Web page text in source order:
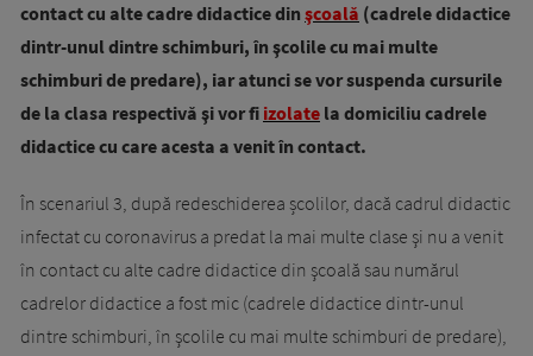
contact cu alte cadre didactice din şcoală (cadrele didactice
dintr-unul dintre schimburi, în şcolile cu mai multe
schimburi de predare), iar atunci se vor suspenda cursurile
de la clasa respectivă şi vor fi izolate la domiciliu cadrele
didactice cu care acesta a venit în contact.
În scenariul 3, după redeschiderea școlilor, dacă cadrul didactic
infectat cu coronavirus a predat la mai multe clase şi nu a venit
în contact cu alte cadre didactice din şcoală sau numărul
cadrelor didactice a fost mic (cadrele didactice dintr-unul
dintre schimburi, în şcolile cu mai multe schimburi de predare),